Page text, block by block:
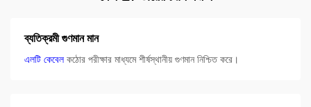
ব্যতিক্রমী গুণমান মান
এলটি কেবেল কঠোর পরীক্ষার মাধ্যমে শীর্ষস্থানীয় গুণমান নিশ্চিত করে।